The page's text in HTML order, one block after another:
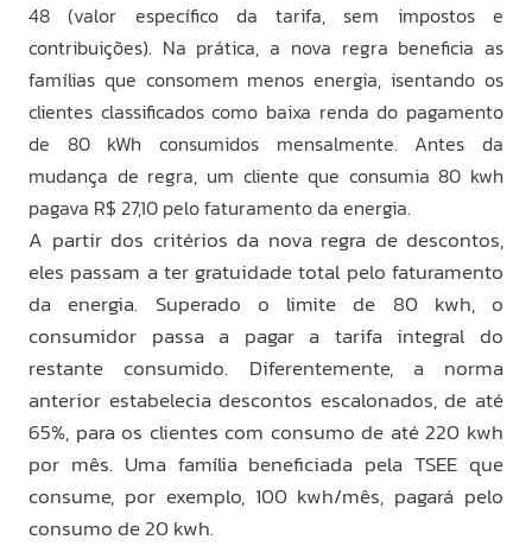
48 (valor específico da tarifa, sem impostos e
contribuições). Na prática, a nova regra beneficia as
famílias que consomem menos energia, isentando os
clientes classificados como baixa renda do pagamento
de 80 kWh consumidos mensalmente. Antes da
mudança de regra, um cliente que consumia 80 kwh
pagava R$ 27,10 pelo faturamento da energia.
A partir dos critérios da nova regra de descontos,
eles passam a ter gratuidade total pelo faturamento
da energia. Superado o limite de 80 kwh, o
consumidor passa a pagar a tarifa integral do
restante consumido. Diferentemente, a norma
anterior estabelecia descontos escalonados, de até
65%, para os clientes com consumo de até 220 kwh
por mês. Uma família beneficiada pela TSEE que
consume, por exemplo, 100 kwh/mês, pagará pelo
consumo de 20 kwh.